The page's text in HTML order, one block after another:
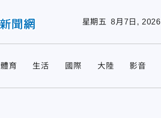
星期五 8月7日, 2026
體育 生活 國際 大陸 影音